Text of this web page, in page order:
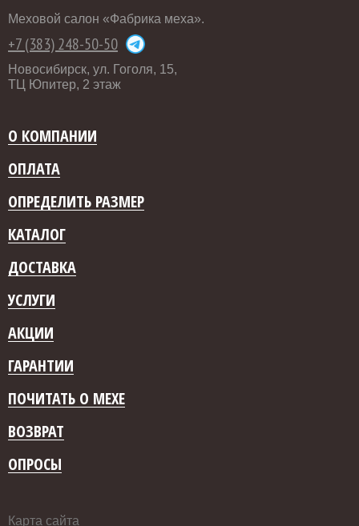
Меховой салон «Фабрика меха».
+7 (383) 248-50-50
Новосибирск, ул. Гоголя, 15,
ТЦ Юпитер, 2 этаж
О КОМПАНИИ
ОПЛАТА
ОПРЕДЕЛИТЬ РАЗМЕР
КАТАЛОГ
ДОСТАВКА
УСЛУГИ
АКЦИИ
ГАРАНТИИ
ПОЧИТАТЬ О МЕХЕ
ВОЗВРАТ
ОПРОСЫ
Карта сайта